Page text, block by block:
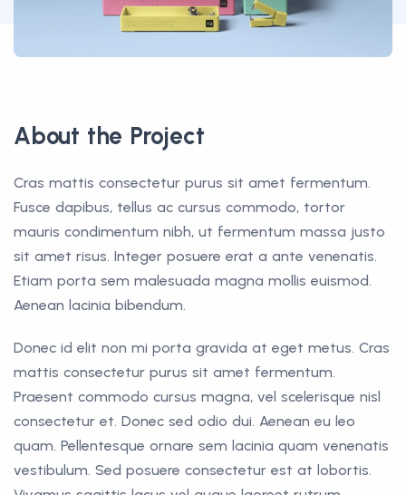
About the Project
Cras mattis consectetur purus sit amet fermentum.
Fusce dapibus, tellus ac cursus commodo, tortor
mauris condimentum nibh, ut fermentum massa justo
sit amet risus. Integer posuere erat a ante venenatis.
Etiam porta sem malesuada magna mollis euismod.
Aenean lacinia bibendum.
Donec id elit non mi porta gravida at eget metus. Cras
mattis consectetur purus sit amet fermentum.
Praesent commodo cursus magna, vel scelerisque nisl
consectetur et. Donec sed odio dui. Aenean eu leo
quam. Pellentesque ornare sem lacinia quam venenatis
vestibulum. Sed posuere consectetur est at lobortis.